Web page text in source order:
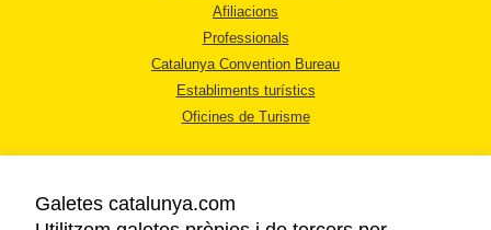
Afiliacions
Professionals
Catalunya Convention Bureau
Establiments turístics
Oficines de Turisme
Galetes catalunya.com